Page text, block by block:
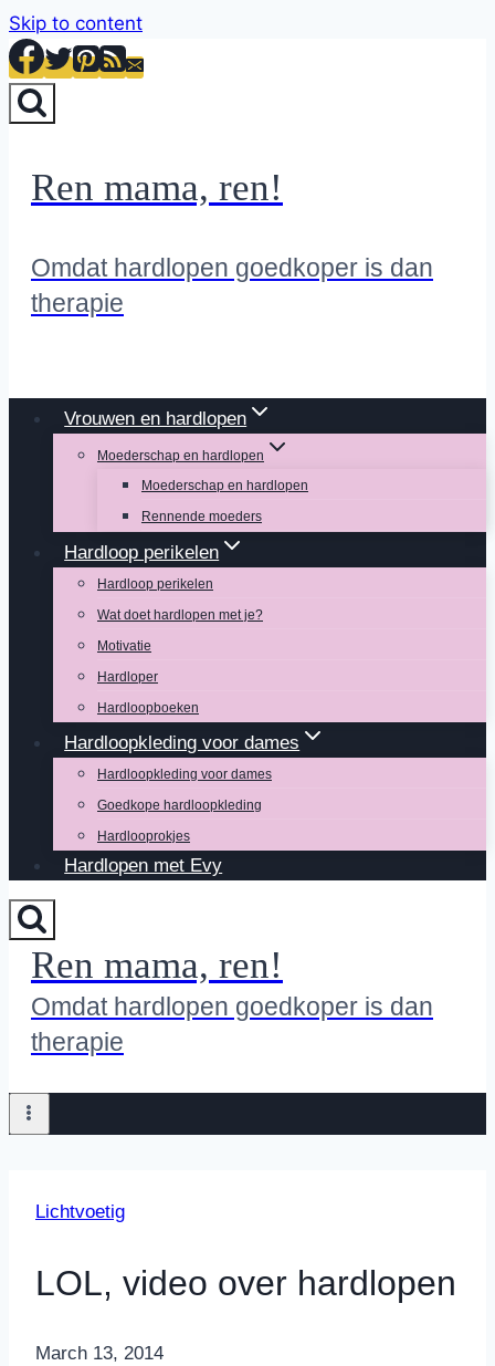
Skip to content
Ren mama, ren!
Omdat hardlopen goedkoper is dan
therapie
Vrouwen en hardlopen
Moederschap en hardlopen
Moederschap en hardlopen
Rennende moeders
Hardloop perikelen
Hardloop perikelen
Wat doet hardlopen met je?
Motivatie
Hardloper
Hardloopboeken
Hardloopkleding voor dames
Hardloopkleding voor dames
Goedkope hardloopkleding
Hardlooprokjes
Hardlopen met Evy
Ren mama, ren!
Omdat hardlopen goedkoper is dan
therapie
Lichtvoetig
LOL, video over hardlopen
ByNicole
March 13, 2014